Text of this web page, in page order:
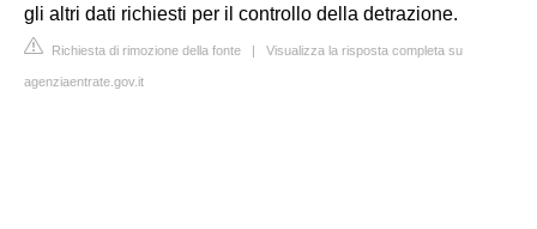
gli altri dati richiesti per il controllo della detrazione.
Richiesta di rimozione della fonte | Visualizza la risposta completa su
agenziaentrate.gov.it